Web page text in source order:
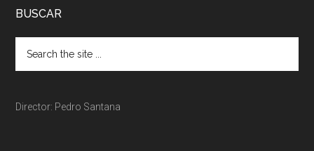
BUSCAR
Director: Pedro Santana